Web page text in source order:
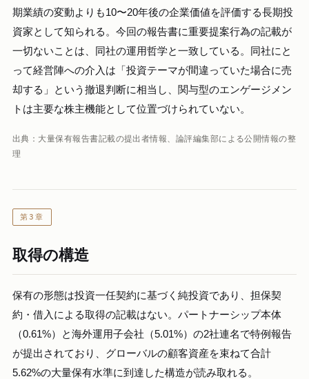
期業績の変動よりも10〜20年後の企業価値を評価する長期投
資家として知られる。今回の報告書に重要提案行為の記載が
一切ないことは、同社の運用哲学と一致している。同社にと
って経営陣への介入は「投資テーマが間違っていた場合に売
却する」という撤退判断に相当し、関与型のエンゲージメン
トは主要な株主機能として位置づけられていない。
出典：大量保有報告書記載の提出者情報、論評編集部による公開情報の整
理
第3章
取得の構造
保有の形態は投資一任契約に基づく純投資であり、担保契
約・借入による取得の記載はない。パートナーシップ本体
（0.61%）と海外運用子会社（5.01%）の2社連名で特例報告
が提出されており、グローバルの顧客資産を束ねて合計
5.62%の大量保有水準に到達した構造が読み取れる。